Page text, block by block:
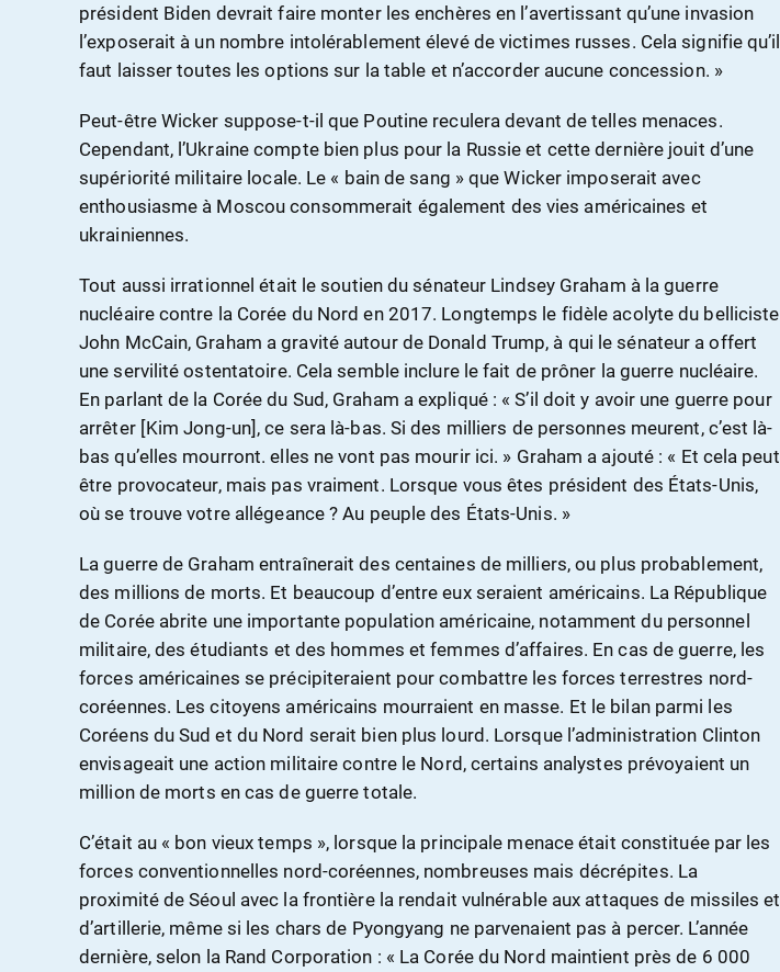
président Biden devrait faire monter les enchères en l’avertissant qu’une invasion
l’exposerait à un nombre intolérablement élevé de victimes russes. Cela signifie qu’il
faut laisser toutes les options sur la table et n’accorder aucune concession. »
Peut-être Wicker suppose-t-il que Poutine reculera devant de telles menaces.
Cependant, l’Ukraine compte bien plus pour la Russie et cette dernière jouit d’une
supériorité militaire locale. Le « bain de sang » que Wicker imposerait avec
enthousiasme à Moscou consommerait également des vies américaines et
ukrainiennes.
Tout aussi irrationnel était le soutien du sénateur Lindsey Graham à la guerre
nucléaire contre la Corée du Nord en 2017. Longtemps le fidèle acolyte du belliciste
John McCain, Graham a gravité autour de Donald Trump, à qui le sénateur a offert
une servilité ostentatoire. Cela semble inclure le fait de prôner la guerre nucléaire.
En parlant de la Corée du Sud, Graham a expliqué : « S’il doit y avoir une guerre pour
arrêter [Kim Jong-un], ce sera là-bas. Si des milliers de personnes meurent, c’est là-
bas qu’elles mourront. elles ne vont pas mourir ici. » Graham a ajouté : « Et cela peut
être provocateur, mais pas vraiment. Lorsque vous êtes président des États-Unis,
où se trouve votre allégeance ? Au peuple des États-Unis. »
La guerre de Graham entraînerait des centaines de milliers, ou plus probablement,
des millions de morts. Et beaucoup d’entre eux seraient américains. La République
de Corée abrite une importante population américaine, notamment du personnel
militaire, des étudiants et des hommes et femmes d’affaires. En cas de guerre, les
forces américaines se précipiteraient pour combattre les forces terrestres nord-
coréennes. Les citoyens américains mourraient en masse. Et le bilan parmi les
Coréens du Sud et du Nord serait bien plus lourd. Lorsque l’administration Clinton
envisageait une action militaire contre le Nord, certains analystes prévoyaient un
million de morts en cas de guerre totale.
C’était au « bon vieux temps », lorsque la principale menace était constituée par les
forces conventionnelles nord-coréennes, nombreuses mais décrépites. La
proximité de Séoul avec la frontière la rendait vulnérable aux attaques de missiles et
d’artillerie, même si les chars de Pyongyang ne parvenaient pas à percer. L’année
dernière, selon la Rand Corporation : « La Corée du Nord maintient près de 6 000